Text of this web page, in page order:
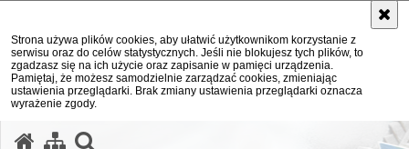
Strona używa plików cookies, aby ułatwić użytkownikom korzystanie z
serwisu oraz do celów statystycznych. Jeśli nie blokujesz tych plików, to
zgadzasz się na ich użycie oraz zapisanie w pamięci urządzenia.
Pamiętaj, że możesz samodzielnie zarządzać cookies, zmieniając
ustawienia przeglądarki. Brak zmiany ustawienia przeglądarki oznacza
wyrażenie zgody.